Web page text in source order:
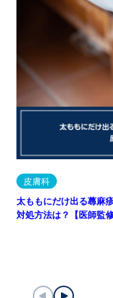
皮膚科
太ももにだけ出る蕁麻
対処方法は？【医師監修